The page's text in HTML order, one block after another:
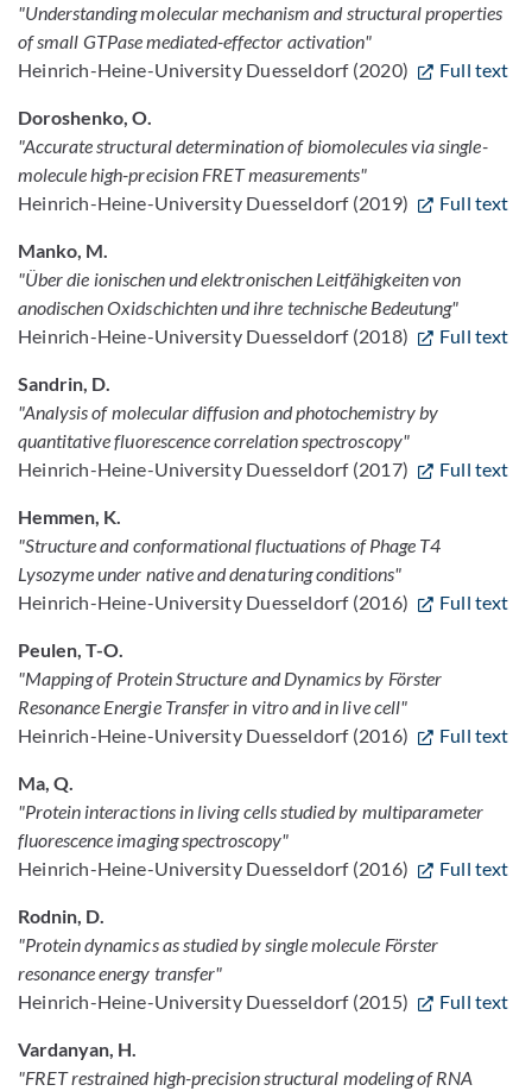
"Understanding molecular mechanism and structural properties
of small GTPase mediated-effector activation"
Heinrich-Heine-University Duesseldorf (2020)
Full text
Doroshenko, O.
"Accurate structural determination of biomolecules via single-
molecule high-precision FRET measurements"
Heinrich-Heine-University Duesseldorf (2019)
Full text
Manko, M.
"Über die ionischen und elektronischen Leitfähigkeiten von
anodischen Oxidschichten und ihre technische Bedeutung"
Heinrich-Heine-University Duesseldorf (2018)
Full text
Sandrin, D.
"Analysis of molecular diffusion and photochemistry by
quantitative fluorescence correlation spectroscopy"
Heinrich-Heine-University Duesseldorf (2017)
Full text
Hemmen, K.
"Structure and conformational fluctuations of Phage T4
Lysozyme under native and denaturing conditions"
Heinrich-Heine-University Duesseldorf (2016)
Full text
Peulen, T-O.
"Mapping of Protein Structure and Dynamics by Förster
Resonance Energie Transfer in vitro and in live cell"
Heinrich-Heine-University Duesseldorf (2016)
Full text
Ma, Q.
"Protein interactions in living cells studied by multiparameter
fluorescence imaging spectroscopy"
Heinrich-Heine-University Duesseldorf (2016)
Full text
Rodnin, D.
"Protein dynamics as studied by single molecule Förster
resonance energy transfer"
Heinrich-Heine-University Duesseldorf (2015)
Full text
Vardanyan, H.
"FRET restrained high-precision structural modeling of RNA